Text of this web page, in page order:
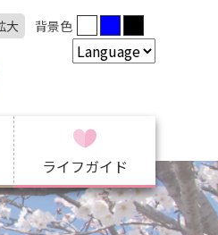
大 背景色
ライフガイド